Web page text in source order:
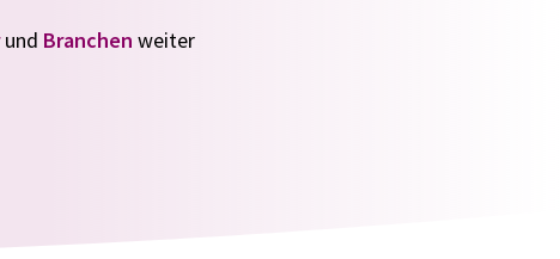
und Branchen weiter